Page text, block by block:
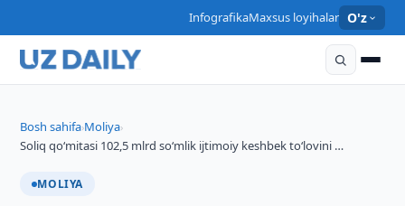
InfografikaMaxsus loyihalar O'z
Bosh sahifa›Moliya›
Soliq qo‘mitasi 102,5 mlrd so‘mlik ijtimoiy keshbek to‘lovini …
MOLIYA